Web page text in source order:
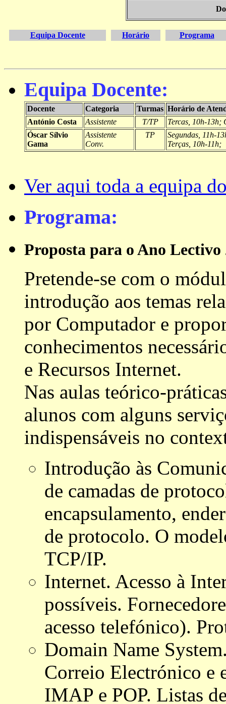
Equipa Docente Horário Programa
Equipa Docente:
Docente Categoria Turmas Horário de
António Costa
Assistente T/TP
Tercas, 10h-13h;
Óscar Sílvio
Gama
Assistente
Conv.
TP
Segundas, 11h-
Terças, 10h-11h;
Ver aqui toda a equipa
Programa:
Proposta para o Ano Lectivo
Pretende-se com o
introdução aos temas
por Computador e
conhecimentos
e Recursos Internet.
Nas aulas teórico-
alunos com alguns
indispensáveis no
Introdução às
de camadas de
encapsulamento,
de protocolo. O
TCP/IP.
Internet. Acesso à
possíveis.
acesso telefónico).
Domain Name
Correio Electrónico e
IMAP e POP. Listas